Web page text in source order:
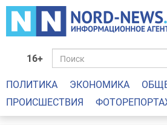
16+
ПОЛИТИКА ЭКОНОМИКА
ПРОИСШЕСТВИЯ